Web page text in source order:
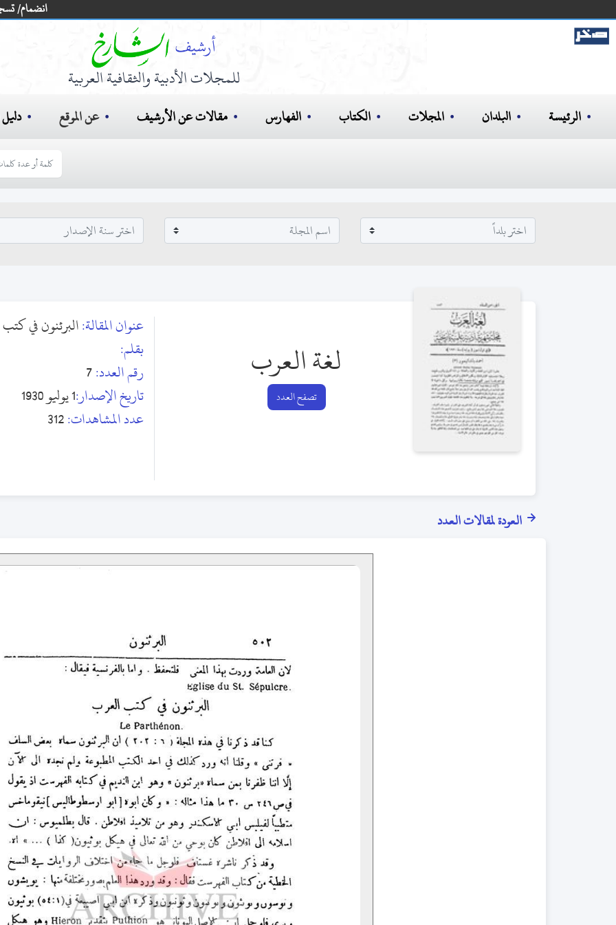
انضمام/
للمجلات الأدبية والثقافية العربية
الرئيسة البلدان المجلات الكتاب الفهارس مقالات عن الأرشيف عن الموقع دليل
لغة العرب
تصفح العدد
عنوان المقالة:البرئنون في
بقلم:
رقم العدد:7
تاريخ الإصدار:1 يوليو 1930
عدد المشاهدات:312
العودة لمقالات العدد